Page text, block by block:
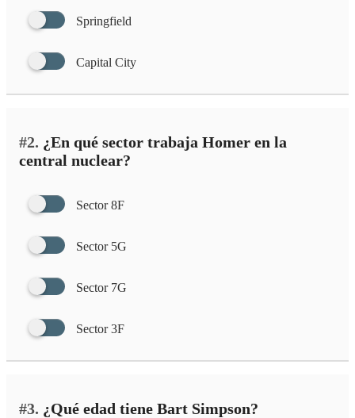
Springfield
Capital City
#2. ¿En qué sector trabaja Homer en la
central nuclear?
Sector 8F
Sector 5G
Sector 7G
Sector 3F
#3. ¿Qué edad tiene Bart Simpson?